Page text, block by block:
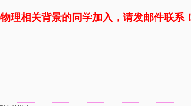
理相关背景的同学加入，请发邮件联系！